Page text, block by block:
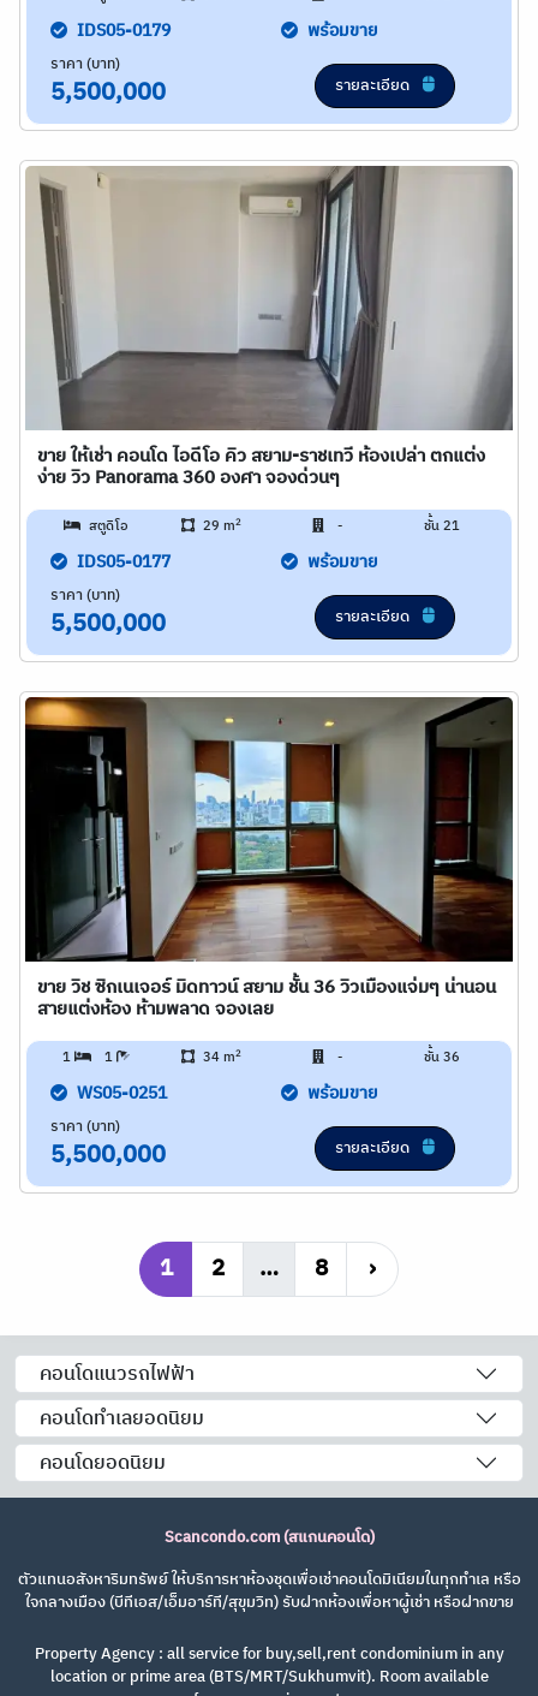
IDS05-0179 พร้อมขาย
ราคา (บาท)
5,500,000 รายละเอียด
ขาย ให้เช่า คอนโด ไอดีโอ คิว สยาม-ราชเทวี ห้องเปล่า ตกแต่ง
ง่าย วิว Panorama 360 องศา จองด่วนๆ
สตูดิโอ 29 m2 - ชั้น 21
IDS05-0177 พร้อมขาย
ราคา (บาท)
5,500,000 รายละเอียด
ขาย วิช ซิกเนเจอร์ มิดทาวน์ สยาม ชั้น 36 วิวเมืองแจ่มๆ น่านอน
สายแต่งห้อง ห้ามพลาด จองเลย
1 1 34 m2 - ชั้น 36
WS05-0251 พร้อมขาย
ราคา (บาท)
5,500,000 รายละเอียด
1 2 … 8 ›
คอนโดแนวรถไฟฟ้า
คอนโดทำเลยอดนิยม
คอนโดยอดนิยม
Scancondo.com (สแกนคอนโด)
ตัวแทนอสังหาริมทรัพย์ ให้บริการหาห้องชุดเพื่อเช่าคอนโดมิเนียมในทุกทำเล หรือ
ใจกลางเมือง (บีทีเอส/เอ็มอาร์ที/สุขุมวิท) รับฝากห้องเพื่อหาผู้เช่า หรือฝากขาย
Property Agency : all service for buy,sell,rent condominium in any
location or prime area (BTS/MRT/Sukhumvit). Room available